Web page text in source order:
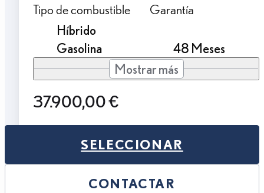
Tipo de combustible
Híbrido
Gasolina
Garantía
48 Meses
Mostrar más
37.900,00 €
SELECCIONAR
CONTACTAR